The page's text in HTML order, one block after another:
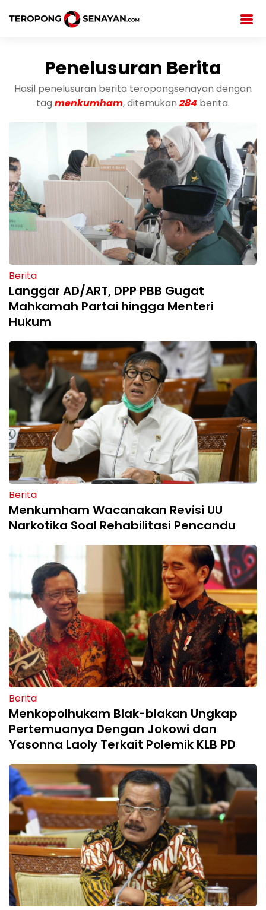
Penelusuran Berita
Hasil penelusuran berita teropongsenayan dengan
tag menkumham, ditemukan 284 berita.
Berita
Langgar AD/ART, DPP PBB Gugat
Mahkamah Partai hingga Menteri
Hukum
Berita
Menkumham Wacanakan Revisi UU
Narkotika Soal Rehabilitasi Pencandu
Berita
Menkopolhukam Blak-blakan Ungkap
Pertemuanya Dengan Jokowi dan
Yasonna Laoly Terkait Polemik KLB PD